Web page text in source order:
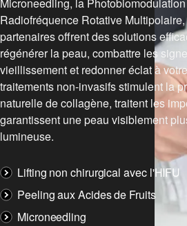
Microneedling, la
Radiofréquence Rotative
partenaires offrent des solutions
régénérer la peau, combattre les
vieillissement et redonner éclat à
traitements non-invasifs stimulent la
naturelle de collagène, traitent les
garantissent une peau visiblement
lumineuse.
Lifting non chirurgical avec l'HIFU
Peeling aux Acides de Fruits
Microneedling